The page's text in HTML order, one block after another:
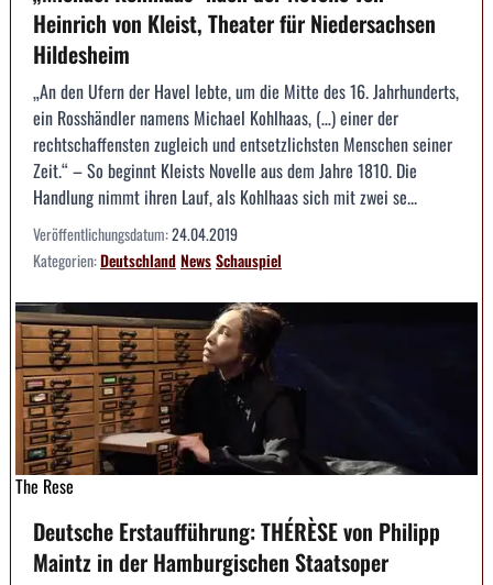
Heinrich von Kleist, Theater für Niedersachsen
Hildesheim
„An den Ufern der Havel lebte, um die Mitte des 16. Jahrhunderts,
ein Rosshändler namens Michael Kohlhaas, (…) einer der
rechtschaffensten zugleich und entsetzlichsten Menschen seiner
Zeit.“ – So beginnt Kleists Novelle aus dem Jahre 1810. Die
Handlung nimmt ihren Lauf, als Kohlhaas sich mit zwei se...
Veröffentlichungsdatum:24.04.2019
Kategorien:DeutschlandNewsSchauspiel
The Rese
Deutsche Erstaufführung: THÉRÈSE von Philipp
Maintz in der Hamburgischen Staatsoper